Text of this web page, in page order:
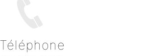
Téléphone